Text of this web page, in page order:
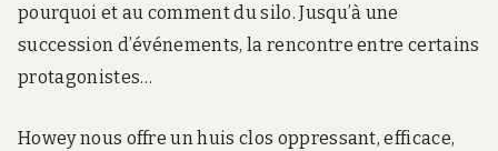
pourquoi et au comment du silo. Jusqu’à une
succession d’événements, la rencontre entre certains
protagonistes…
Howey nous offre un huis clos oppressant, efficace,